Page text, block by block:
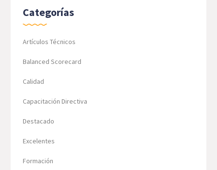
Categorías
Artículos Técnicos
Balanced Scorecard
Calidad
Capacitación Directiva
Destacado
Excelentes
Formación